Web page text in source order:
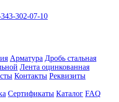
302-07-10
Арматура Дробь стальная
Лента оцинкованная
Контакты Реквизиты
Сертификаты Каталог FAQ